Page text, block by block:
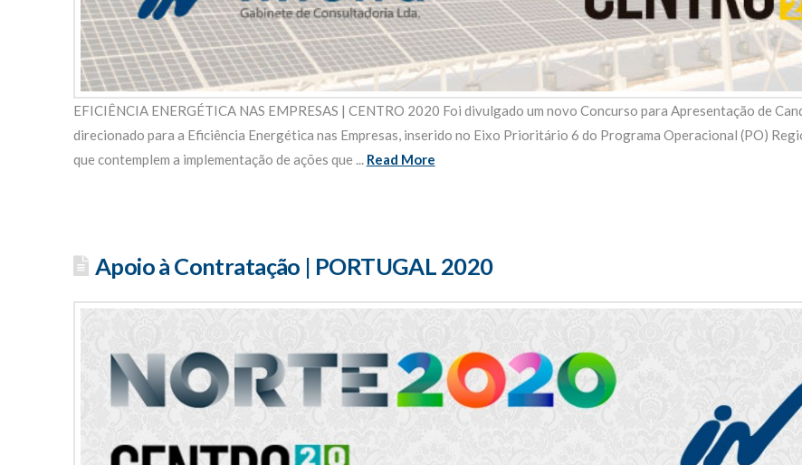
EFICIÊNCIA ENERGÉTICA NAS EMPRESAS | CENTRO 2020 Foi divulgado um novo Concurso para Apresentação de
direcionado para a Eficiência Energética nas Empresas, inserido no Eixo Prioritário 6 do Programa Operacional (PO)
que contemplem a implementação de ações que ... Read More
Apoio à Contratação | PORTUGAL 2020